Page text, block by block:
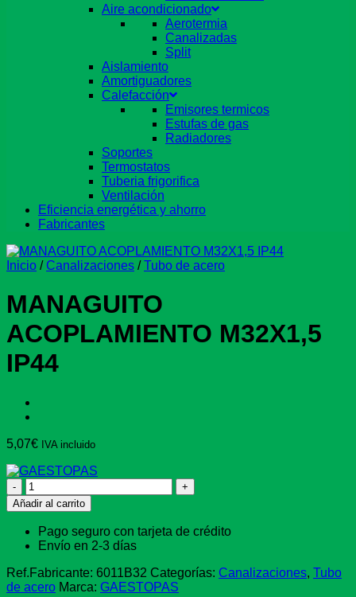
Aire acondicionado
Aerotermia
Canalizadas
Split
Aislamiento
Amortiguadores
Calefacción
Emisores termicos
Estufas de gas
Radiadores
Soportes
Termostatos
Tuberia frigorifica
Ventilación
Eficiencia energética y ahorro
Fabricantes
Inicio / Canalizaciones / Tubo de acero
MANAGUITO
ACOPLAMIENTO M32X1,5
IP44
5,07€ IVA incluido
MANAGUITO
ACOPLAMIENTO
M32X1,5
IP44
cantidad
Añadir al carrito
Pago seguro con tarjeta de crédito
Envío en 2-3 días
Ref.Fabricante: 6011B32 Categorías: Canalizaciones, Tubo
de acero Marca: GAESTOPAS